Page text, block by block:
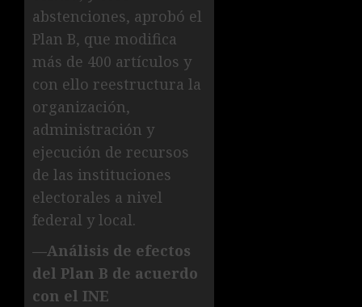
abstenciones, aprobó el
Plan B, que modifica
más de 400 artículos y
con ello reestructura la
organización,
administración y
ejecución de recursos
de las instituciones
electorales a nivel
federal y local.
—Análisis de efectos
del Plan B de acuerdo
con el INE